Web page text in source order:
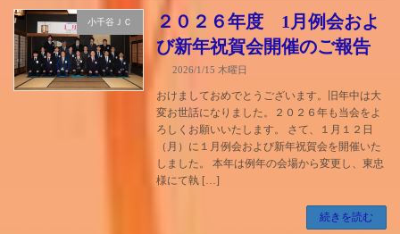
小千谷ＪＣ
２０２６年度 1月例会およ
び新年祝賀会開催のご報告
2026/1/15 木曜日
おけましておめでとうございます。旧年中は大
変お世話になりました。２０２６年も当会をよ
ろしくお願いいたします。 さて、１月１２日
（月）に１月例会および新年祝賀会を開催いた
しました。 本年は例年の会場から変更し、東忠
様にて執 […]
続きを読む